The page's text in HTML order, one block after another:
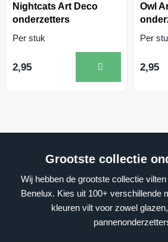
Nightcats Art Deco
onderzetters
Per stuk
2,95
Owl
Per
2,95
Grootste collectie
Wij hebben de grootste collectie
Benelux. Kies uit 100+ verschillende
kleuren vilt voor zowel